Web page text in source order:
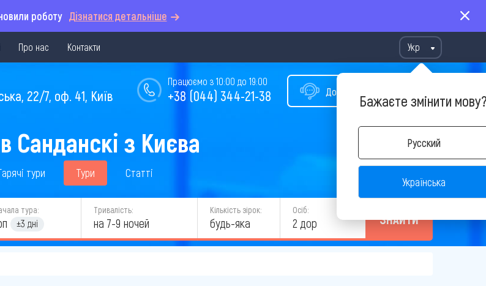
роботу Дізнатися детальніше
Про нас Контакти Укр
Бажаєте змінити
Русский
Українська
Допомога у виборі туру
Працюємо з 10:00 до 19:00
+38 (044) 344-21-38
22/7, оф. 41, Київ
Санданскі з Києва
тури Тури Статті
тура:
±3 дні
Тривалість:
на 7-9 ночей
Кількість зірок:
будь-яка
Осіб:
2 дор ЗНАЙТИ